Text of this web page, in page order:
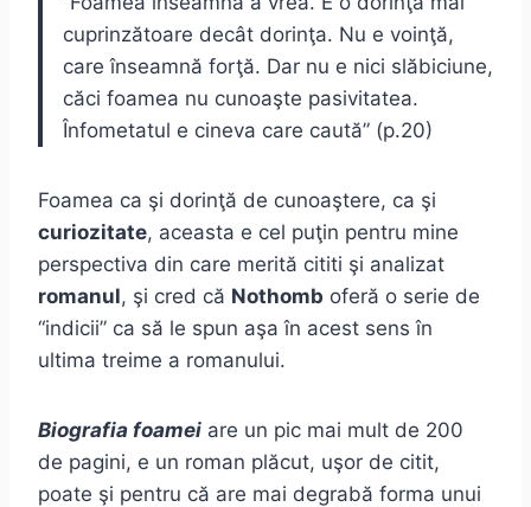
cuprinzătoare decât dorinţa. Nu e voinţă,
care înseamnă forţă. Dar nu e nici slăbiciune,
căci foamea nu cunoaşte pasivitatea.
Înfometatul e cineva care caută” (p.20)
Foamea ca şi dorinţă de cunoaştere, ca şi
curiozitate, aceasta e cel puţin pentru mine
perspectiva din care merită cititi şi analizat
romanul, şi cred că Nothomb oferă o serie de
“indicii” ca să le spun aşa în acest sens în
ultima treime a romanului.
Biografia foamei are un pic mai mult de 200
de pagini, e un roman plăcut, uşor de citit,
poate şi pentru că are mai degrabă forma unui